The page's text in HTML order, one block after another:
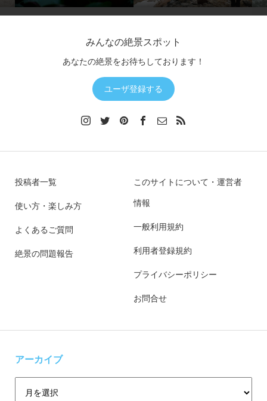
みんなの絶景スポット
あなたの絶景をお待ちしております！
ユーザ登録する
投稿者一覧
使い方・楽しみ方
よくあるご質問
絶景の問題報告
このサイトについて・運営者
情報
一般利用規約
利用者登録規約
プライバシーポリシー
お問合せ
アーカイブ